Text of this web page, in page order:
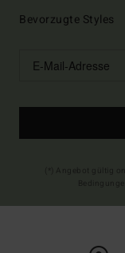
Bevorzugte Styles